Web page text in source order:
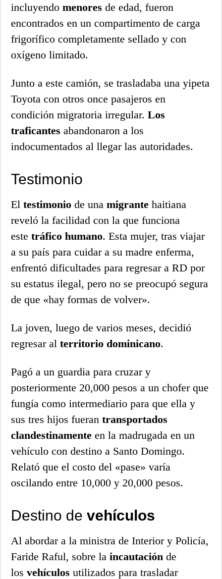
incluyendomenores de edad, fueron
encontrados en un compartimento de carga
frigorífico completamente sellado y con
oxígeno limitado.
Junto a este camión, se trasladaba una yipeta
Toyota con otros once pasajeros en
condición migratoria irregular.Los
traficantes abandonaron a los
indocumentados al llegar las autoridades.
Testimonio
Eltestimonio de unamigrante haitiana
reveló la facilidad con la que funciona
estetráfico humano. Esta mujer, tras viajar
a su país para cuidar a su madre enferma,
enfrentó dificultades para regresar a RD por
su estatus ilegal, pero no se preocupó segura
de que «hay formas de volver».
La joven, luego de varios meses, decidió
regresar alterritorio dominicano.
Pagó a un guardia para cruzar y
posteriormente 20,000 pesos a un chofer que
fungía como intermediario para que ella y
sus tres hijos fuerantransportados
clandestinamenteen la madrugada en un
vehículo con destino a Santo Domingo.
Relató que el costo del «pase» varía
oscilando entre 10,000 y 20,000 pesos.
Destino devehículos
Al abordar a la ministra de Interior y Policía,
Faride Raful, sobre laincautación de
losvehículos utilizados para trasladar